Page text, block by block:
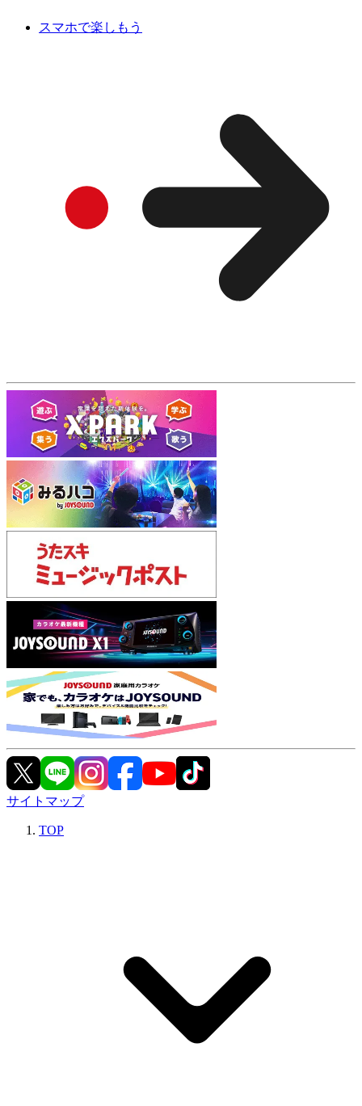
スマホで楽しもう
サイトマップ
TOP